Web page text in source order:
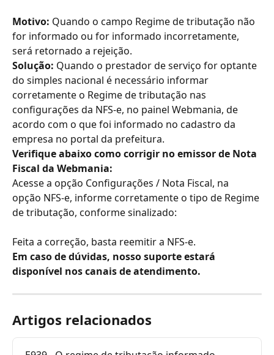
Motivo: Quando o campo Regime de tributação não
for informado ou for informado incorretamente,
será retornado a rejeição.
Solução: Quando o prestador de serviço for optante
do simples nacional é necessário informar
corretamente o Regime de tributação nas
configurações da NFS-e, no painel Webmania, de
acordo com o que foi informado no cadastro da
empresa no portal da prefeitura.
Verifique abaixo como corrigir no emissor de Nota
Fiscal da Webmania:
Acesse a opção Configurações / Nota Fiscal, na
opção NFS-e, informe corretamente o tipo de Regime
de tributação, conforme sinalizado:
Feita a correção, basta reemitir a NFS-e.
Em caso de dúvidas, nosso suporte estará
disponível nos canais de atendimento.
Artigos relacionados